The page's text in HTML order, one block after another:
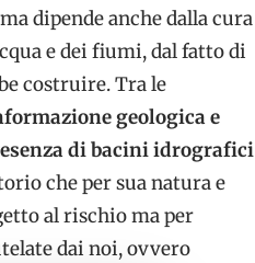
dipende anche dalla cura
e dei fiumi, dal fatto di
costruire. Tra le
geologica e
di bacini idrografici
che per sua natura e
al rischio ma per
dai noi, ovvero